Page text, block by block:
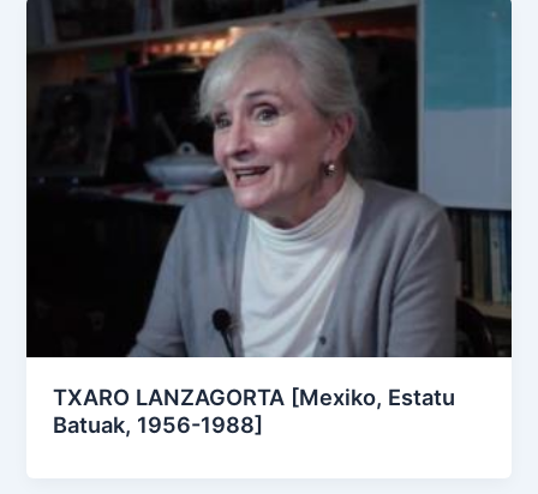
TXARO LANZAGORTA [Mexiko, Estatu
Batuak, 1956-1988]